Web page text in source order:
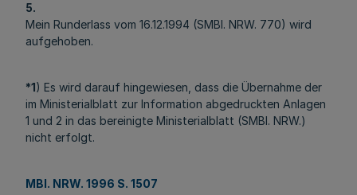
5.
Mein Runderlass vom 16.12.1994 (SMBl. NRW. 770) wird
aufgehoben.
*1) Es wird darauf hingewiesen, dass die Übernahme der
im Ministerialblatt zur Information abgedruckten Anlagen
1 und 2 in das bereinigte Ministerialblatt (SMBl. NRW.)
nicht erfolgt.
MBl. NRW. 1996 S. 1507